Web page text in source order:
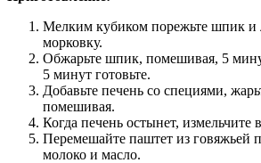
Мелким кубиком порежьте шпик и
морковку.
Обжарьте шпик, помешивая, 5
5 минут готовьте.
Добавьте печень со специями,
помешивая.
Когда печень остынет, измельчите
Перемешайте паштет из говяжьей
молоко и масло.